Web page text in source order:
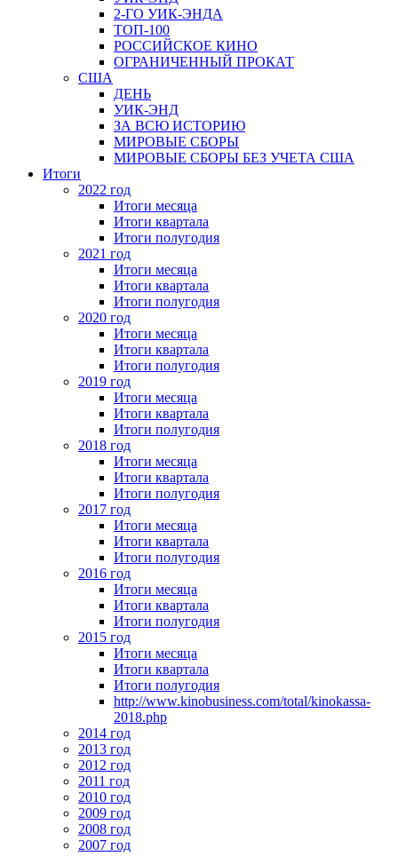
2-ГО УИК-ЭНДА
ТОП-100
РОССИЙСКОЕ КИНО
ОГРАНИЧЕННЫЙ ПРОКАТ
США
ДЕНЬ
УИК-ЭНД
ЗА ВСЮ ИСТОРИЮ
МИРОВЫЕ СБОРЫ
МИРОВЫЕ СБОРЫ БЕЗ УЧЕТА США
Итоги
2022 год
Итоги месяца
Итоги квартала
Итоги полугодия
2021 год
Итоги месяца
Итоги квартала
Итоги полугодия
2020 год
Итоги месяца
Итоги квартала
Итоги полугодия
2019 год
Итоги месяца
Итоги квартала
Итоги полугодия
2018 год
Итоги месяца
Итоги квартала
Итоги полугодия
2017 год
Итоги месяца
Итоги квартала
Итоги полугодия
2016 год
Итоги месяца
Итоги квартала
Итоги полугодия
2015 год
Итоги месяца
Итоги квартала
Итоги полугодия
http://www.kinobusiness.com/total/kinokassa-
2018.php
2014 год
2013 год
2012 год
2011 год
2010 год
2009 год
2008 год
2007 год